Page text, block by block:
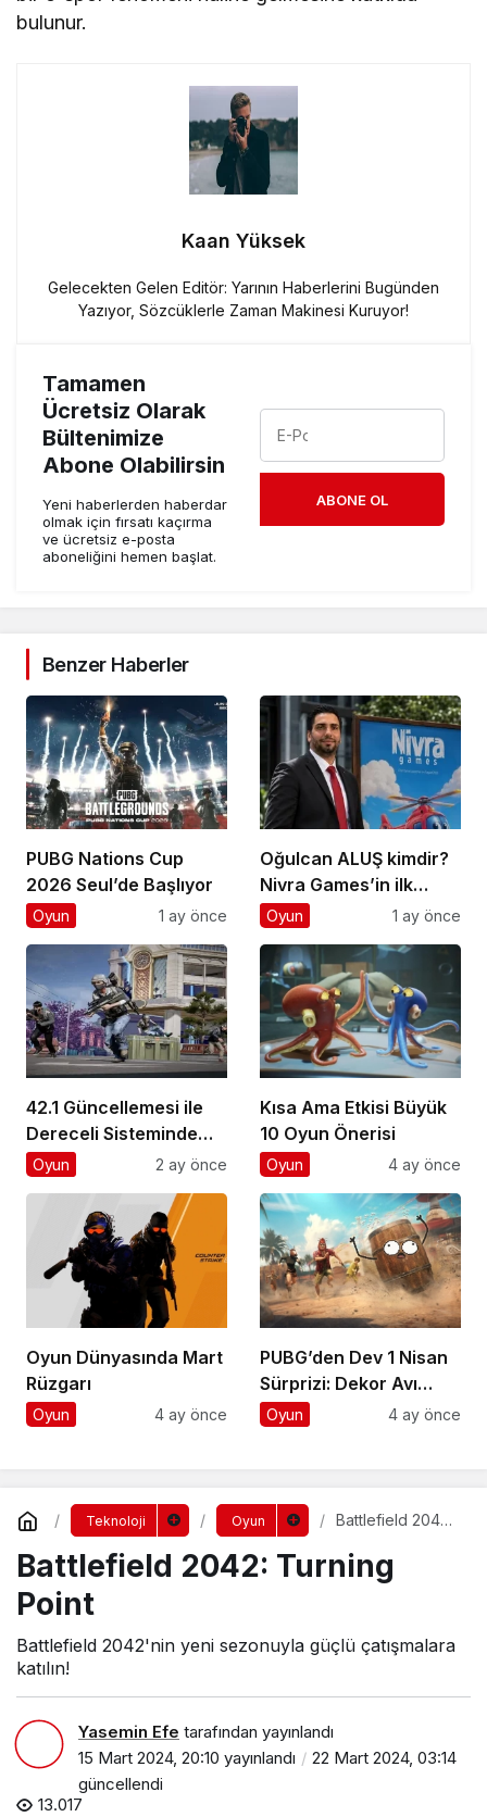
bulunur.
Kaan Yüksek
Gelecekten Gelen Editör: Yarının Haberlerini Bugünden
Yazıyor, Sözcüklerle Zaman Makinesi Kuruyor!
Tamamen
Ücretsiz Olarak
Bültenimize
Abone Olabilirsin
Yeni haberlerden haberdar
olmak için fırsatı kaçırma
ve ücretsiz e-posta
aboneliğini hemen başlat.
ABONE OL
Benzer Haberler
PUBG Nations Cup
2026 Seul’de Başlıyor
Oyun 1 ay önce
Oğulcan ALUŞ kimdir?
Nivra Games’in ilk
oyunu ne zaman
Oyun 1 ay önce
42.1 Güncellemesi ile
Dereceli Sisteminde
Devrim
Oyun 2 ay önce
Kısa Ama Etkisi Büyük
10 Oyun Önerisi
Oyun 4 ay önce
Oyun Dünyasında Mart
Rüzgarı
Oyun 4 ay önce
PUBG’den Dev 1 Nisan
Sürprizi: Dekor Avı
Başladı!
Oyun 4 ay önce
Teknoloji Oyun
Battlefield 2042:
Battlefield 2042: Turning
Point
Battlefield 2042'nin yeni sezonuyla güçlü çatışmalara
katılın!
Yasemin Efe tarafından yayınlandı
15 Mart 2024, 20:10 yayınlandı
22 Mart 2024, 03:14
güncellendi
13.017